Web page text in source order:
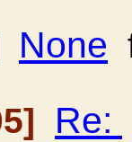
None
Re: